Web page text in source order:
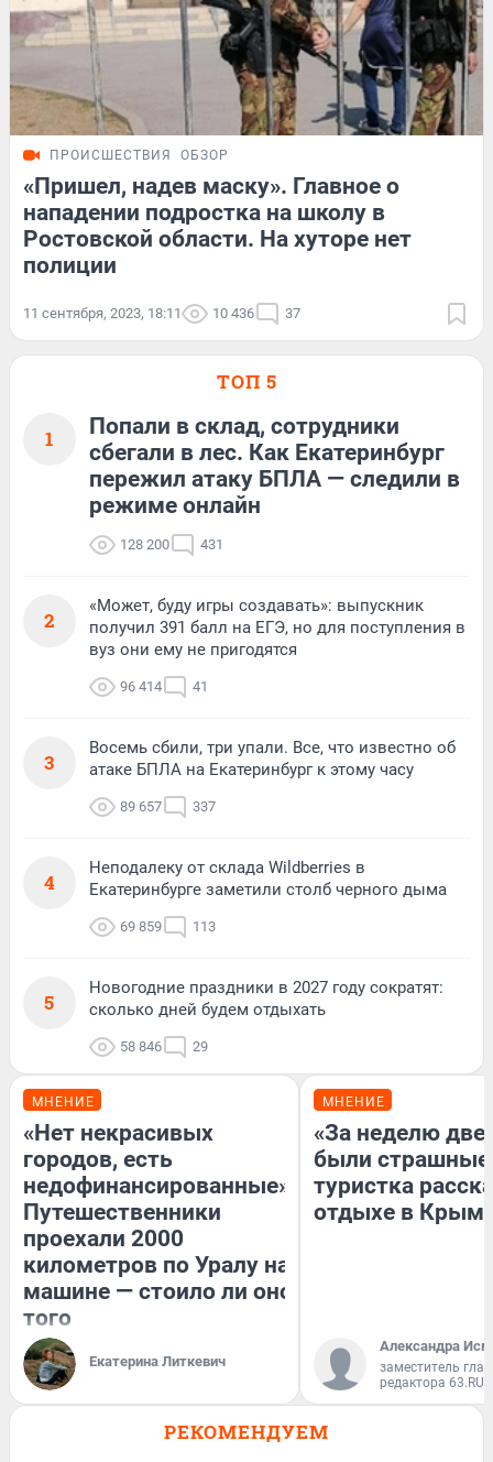
ПРОИСШЕСТВИЯ ОБЗОР
«Пришел, надев маску». Главное о
нападении подростка на школу в
Ростовской области. На хуторе нет
полиции
11 сентября, 2023, 18:11 10 436 37
ТОП 5
1
Попали в склад, сотрудники
сбегали в лес. Как Екатеринбург
пережил атаку БПЛА — следили в
режиме онлайн
128 200 431
2
«Может, буду игры создавать»: выпускник
получил 391 балл на ЕГЭ, но для поступления в
вуз они ему не пригодятся
96 414 41
3
Восемь сбили, три упали. Все, что известно об
атаке БПЛА на Екатеринбург к этому часу
89 657 337
4
Неподалеку от склада Wildberries в
Екатеринбурге заметили столб черного дыма
69 859 113
5
Новогодние праздники в 2027 году сократят:
сколько дней будем отдыхать
58 846 29
МНЕНИЕ
«Нет некрасивых
городов, есть
недофинансированные».
Путешественники
проехали 2000
километров по Уралу на
машине — стоило ли оно
того
Екатерина Литкевич
МНЕНИЕ
«За неделю две
были
туристка
отдыхе в
Александра
заместитель
редактора 63.RU
РЕКОМЕНДУЕМ